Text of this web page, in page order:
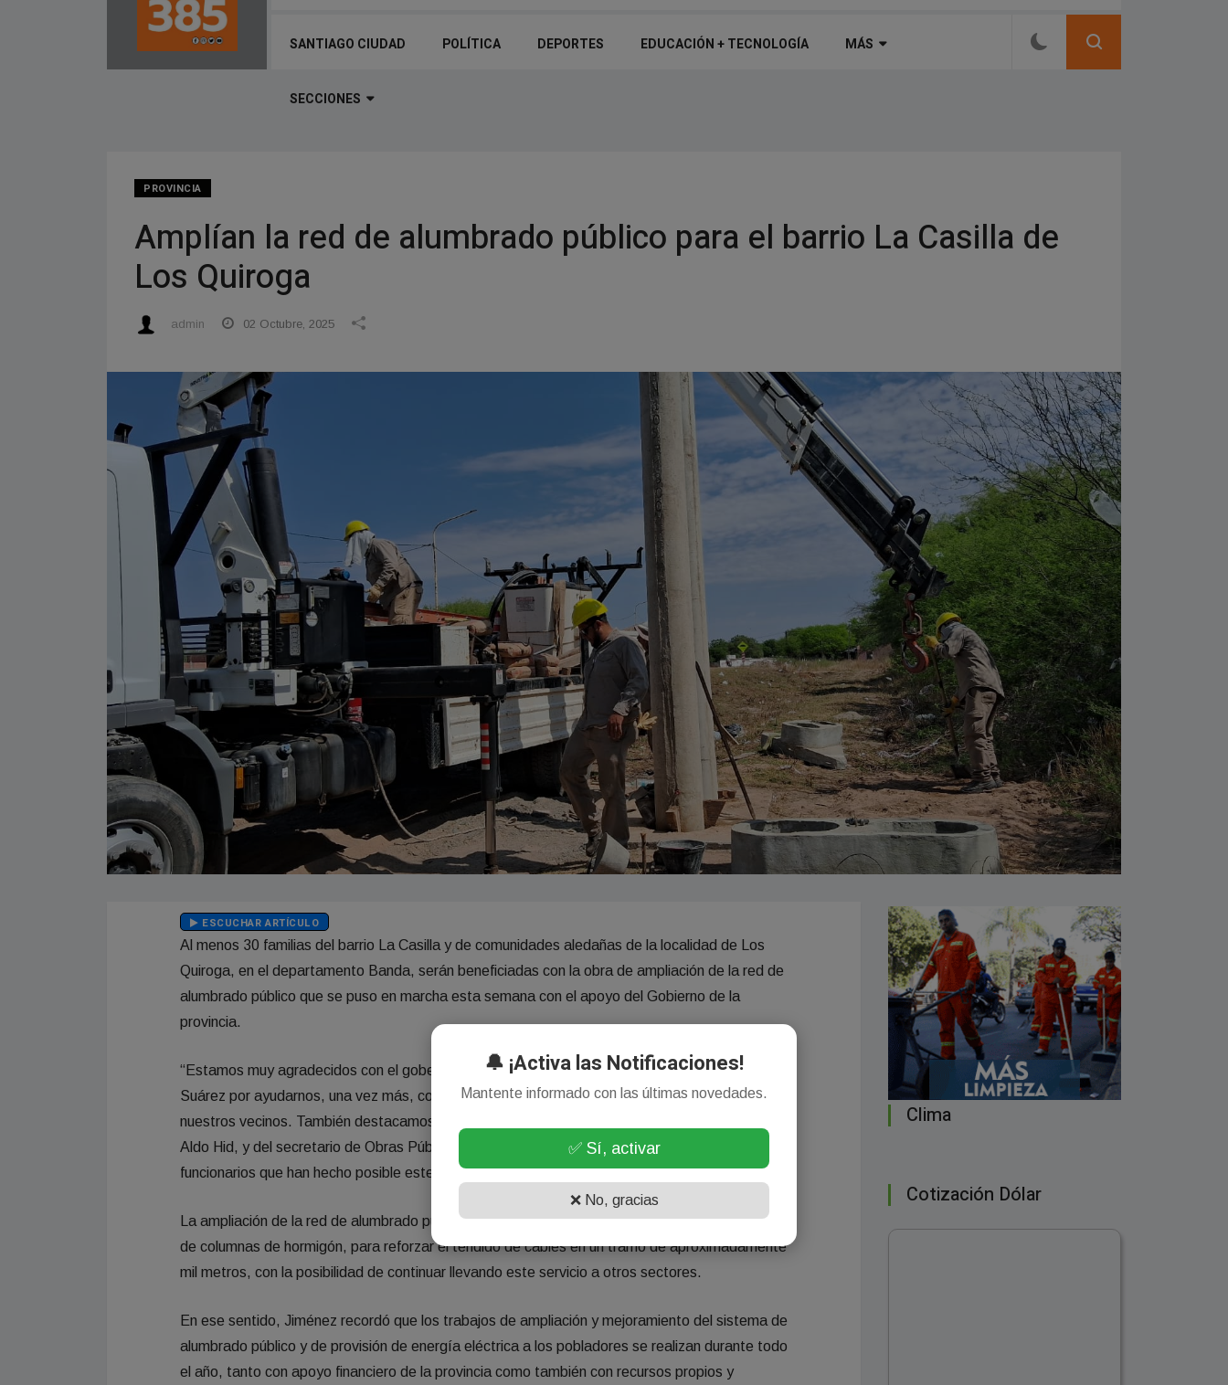
SANTIAGO CIUDAD POLÍTICA DEPORTES EDUCACIÓN + TECNOLOGÍ­A MÁS
SECCIONES
PROVINCIA
Amplían la red de alumbrado público para el barrio La Casilla de
Los Quiroga
admin 02 Octubre, 2025
ESCUCHAR ARTÍCULO
Al menos 30 familias del barrio La Casilla y de comunidades aledañas de la localidad de Los
Quiroga, en el departamento Banda, serán beneficiadas con la obra de ampliación de la red de
alumbrado público que se puso en marcha esta semana con el apoyo del Gobierno de la
provincia.
“Estamos muy agradecidos con el gobernador Gerardo Zamora y el jefe de Gabinete, Elías
Suárez por ayudarnos, una vez más, con obras que permiten mejorar la calidad de vida de
nuestros vecinos. También destacamos el acompañamiento del ministro de Obras Públicas,
Aldo Hid, y del secretario de Obras Públicas, Jorge Zuaín, como también de todos los
funcionarios que han hecho posible este anhelo”, dijo el jefe comunal.
La ampliación de la red de alumbrado público en La Casilla se lleva adelante con la instalación
de columnas de hormigón, para reforzar el tendido de cables en un tramo de aproximadamente
mil metros, con la posibilidad de continuar llevando este servicio a otros sectores.
En ese sentido, Jiménez recordó que los trabajos de ampliación y mejoramiento del sistema de
alumbrado público y de provisión de energía eléctrica a los pobladores se realizan durante todo
el año, tanto con apoyo financiero de la provincia como también con recursos propios y
Clima
Cotización Dólar
🔔 ¡Activa las Notificaciones!
Mantente informado con las últimas novedades.
✅ Sí, activar
❌ No, gracias